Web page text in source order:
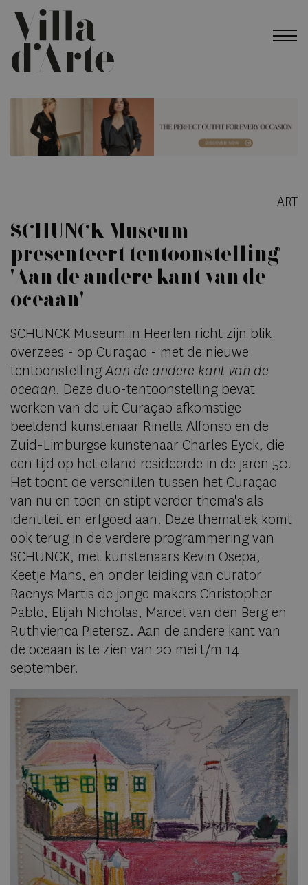
ART
SCHUNCK Museum
presenteert tentoonstelling
'Aan de andere kant van de
oceaan'
SCHUNCK Museum in Heerlen richt zijn blik
overzees - op Curaçao - met de nieuwe
tentoonstellingAan de andere kant van de
oceaan. Deze duo-tentoonstelling bevat
werken van de uit Curaçao afkomstige
beeldend kunstenaar Rinella Alfonso en de
Zuid-Limburgse kunstenaar Charles Eyck, die
een tijd op het eiland resideerde in de jaren 50.
Het toont de verschillen tussen het Curaçao
van nu en toen en stipt verder thema's als
identiteit en erfgoed aan. Deze thematiek komt
ook terug in de verdere programmering van
SCHUNCK, met kunstenaars Kevin Osepa,
Keetje Mans, en onder leiding van curator
Raenys Martis de jonge makers Christopher
Pablo, Elijah Nicholas, Marcel van den Berg en
Ruthvienca Pietersz. Aan de andere kant van
de oceaan is te zien van 20 mei t/m 14
september.